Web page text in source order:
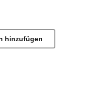
hinzufügen